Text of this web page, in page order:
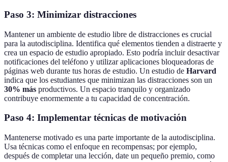
Paso 3: Minimizar distracciones
Mantener un ambiente de estudio libre de distracciones es crucial
para la autodisciplina. Identifica qué elementos tienden a distraerte y
crea un espacio de estudio apropiado. Esto podría incluir desactivar
notificaciones del teléfono y utilizar aplicaciones bloqueadoras de
páginas web durante tus horas de estudio. Un estudio de Harvard
indica que los estudiantes que minimizan las distracciones son un
30% más productivos. Un espacio tranquilo y organizado
contribuye enormemente a tu capacidad de concentración.
Paso 4: Implementar técnicas de motivación
Mantenerse motivado es una parte importante de la autodisciplina.
Usa técnicas como el enfoque en recompensas; por ejemplo,
después de completar una lección, date un pequeño premio, como